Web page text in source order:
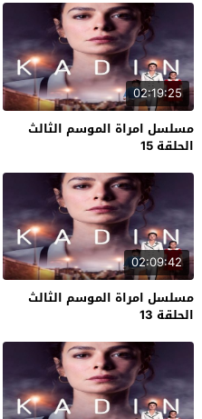
02:19:25
مسلسل امراة الموسم الثالث
الحلقة 15
02:09:42
مسلسل امراة الموسم الثالث
الحلقة 13